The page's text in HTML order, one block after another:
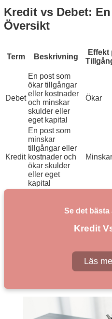
Kredit vs Debet:
Översikt
Term Beskrivning
Effekt
Debet
En post som
ökar tillgångar
eller kostnader
och minskar
skulder eller
eget kapital
Ökar
Kredit
En post som
minskar
tillgångar eller
kostnader och
ökar skulder
eller eget
kapital
Minskar
Se det
Kredit
Läs